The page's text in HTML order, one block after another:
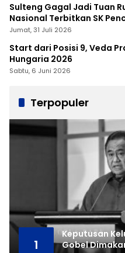
Sulteng Gagal Jadi Tuan
Nasional Terbitkan SK
Jumat, 31 Juli 2026
Start dari Posisi 9, Veda
Hungaria 2026
Sabtu, 6 Juni 2026
Terpopuler
1
Keputusan
Gobel